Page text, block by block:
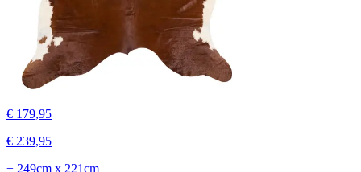
€ 179,95
€ 239,95
± 249cm x 221cm